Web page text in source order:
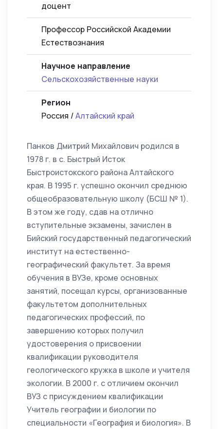
доцент
Профессор Российской Академии
Естествознания
Научное направление
Сельскохозяйственные науки
Регион
Россия /Алтайский край
Панков Дмитрий Михайлович родился в
1978 г. в с. Быстрый Исток
Быстроистокского района Алтайского
края. В 1995 г. успешно окончил среднюю
общеобразовательную школу (БСШ № 1).
В этом же году, сдав на отлично
вступительные экзамены, зачислен в
Бийский государственный педагогический
институт на естественно-
географический факультет. За время
обучения в ВУЗе, кроме основных
занятий, посещал курсы, организованные
факультетом дополнительных
педагогических профессий, по
завершению которых получил
удостоверения о присвоении
квалификации руководителя
геологического кружка в школе и учителя
экологии. В 2000 г. с отличием окончил
ВУЗ с присуждением квалификации
Учитель географии и биологии по
специальности «География и биология». В